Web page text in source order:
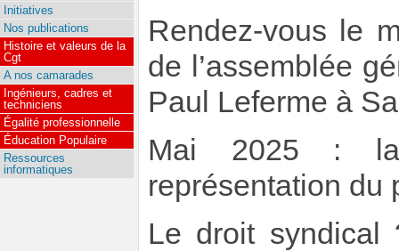
Rendez-vous le
de l’assemblée
Paul Leferme à
Mai 2025 : la
représentation du
Le droit syndical
Initiatives
Nos publications
Histoire et valeurs de la
Cgt
A nos camarades
Ingénieurs, cadres et
techniciens
Égalité professionnelle
Éducation Populaire
Ressources
informatiques